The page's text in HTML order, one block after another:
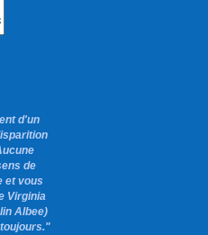
d'un
de
et vous
Virginia
Albee)